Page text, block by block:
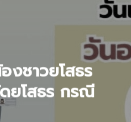
งชาวยโสธร
ยโสธร กรณี